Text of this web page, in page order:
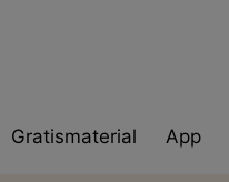
Gratismaterial App